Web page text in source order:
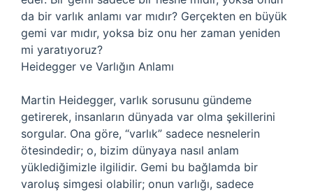
da bir varlık anlamı var mıdır? Gerçekten en büyük
gemi var mıdır, yoksa biz onu her zaman yeniden
mi yaratıyoruz?
Heidegger ve Varlığın Anlamı
Martin Heidegger, varlık sorusunu gündeme
getirerek, insanların dünyada var olma şekillerini
sorgular. Ona göre, “varlık” sadece nesnelerin
ötesindedir; o, bizim dünyaya nasıl anlam
yüklediğimizle ilgilidir. Gemi bu bağlamda bir
varoluş simgesi olabilir; onun varlığı, sadece